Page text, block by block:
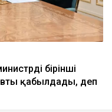
бірінші
қабылдады, деп